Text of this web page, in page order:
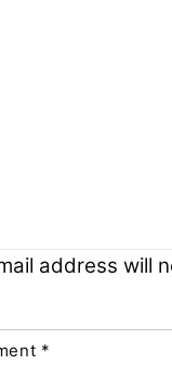
address will
*